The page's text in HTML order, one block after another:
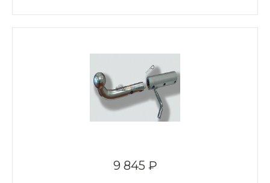
9 845 ₽